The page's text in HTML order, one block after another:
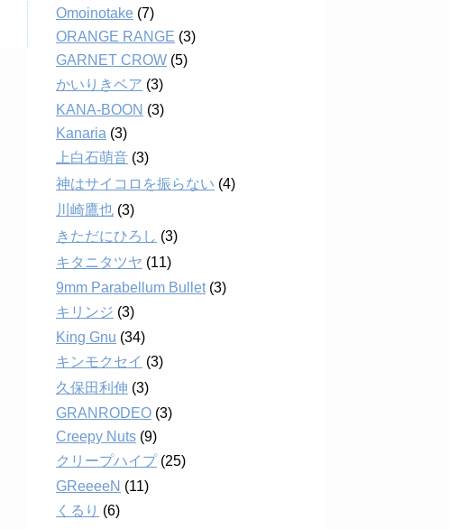
Omoinotake (7)
ORANGE RANGE (3)
GARNET CROW (5)
かいりきベア (3)
KANA-BOON (3)
Kanaria (3)
上白石萌音 (3)
神はサイコロを振らない (4)
川崎鷹也 (3)
きただにひろし (3)
キタニタツヤ (11)
9mm Parabellum Bullet(3)
キリンジ (3)
King Gnu (34)
キンモクセイ (3)
久保田利伸 (3)
GRANRODEO (3)
Creepy Nuts (9)
クリープハイプ(25)
GReeeeN (11)
くるり (6)